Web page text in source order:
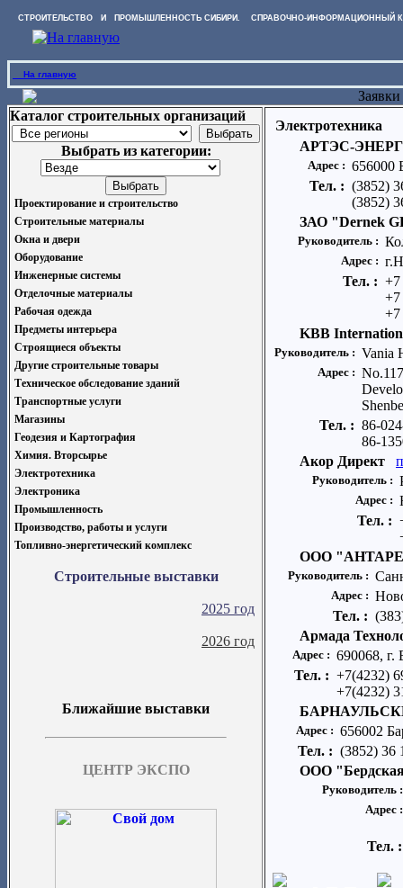
СТРОИТЕЛЬСТВО И ПРОМЫШЛЕННОСТЬ СИБИРИ. СПРАВОЧНО-ИНФОРМАЦИОННЫЙ
На главную
Каталог строительных организаций
Выбрать из категории:
Проектирование и строительство
Строительные материалы
Окна и двери
Оборудование
Инженерные системы
Отделочные материалы
Рабочая одежда
Предметы интерьера
Строящиеся объекты
Другие строительные товары
Техническое обследование зданий
Транспортные услуги
Магазины
Геодезия и Картография
Химия. Вторсырье
Электротехника
Электроника
Промышленность
Производство, работы и услуги
Топливно-энергетический комплекс
Строительные выставки
2025 год
2026 год
Ближайшие выставки
ЦЕНТР ЭКСПО
Электротехника
АРТЭС-
Адрес : 656000
Тел. : (3852)
(3852)
ЗАО "Dernek
Руководитель :
Адрес :
Тел. : +7
+7
+7
KBB
Руководитель : Vania
Адрес :
Тел. : 86-
86-
Акор Директ
Руководитель :
Адрес :
Тел. :
ООО
Руководитель :
Адрес :
Тел. :
Армада
Адрес : 690068, г.
Тел. : +7(4232)
+7(4232)
Адрес : 656002
Тел. : (3852) 36
ООО
Руководитель
Адрес
Тел.